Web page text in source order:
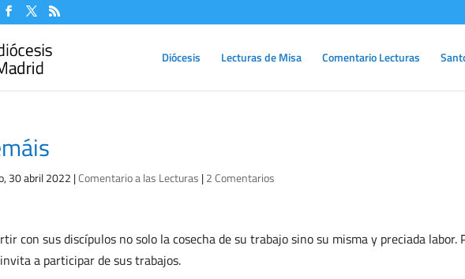
Diócesis Lecturas de Misa Comentario Lecturas
30 abril 2022 |Comentario a las Lecturas |2 Comentarios
con sus discípulos no solo la cosecha de su trabajo sino su misma y preciada labor.
a participar de sus trabajos.